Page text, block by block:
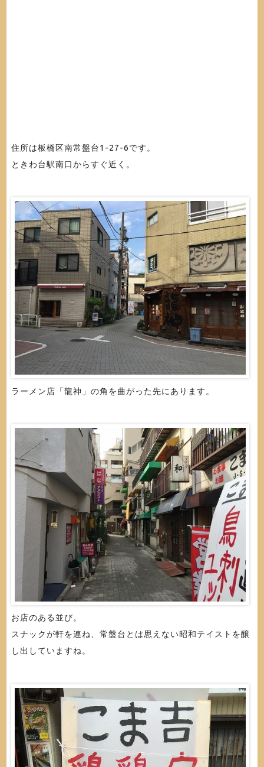
住所は板橋区南常盤台1-27-6です。
ときわ台駅南口からすぐ近く。
ラーメン店「龍神」の角を曲がった先にあります。
お店のある並び。
スナックが軒を連ね、常盤台とは思えない昭和テイストを醸
し出していますね。